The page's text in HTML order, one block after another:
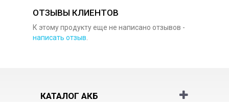
ОТЗЫВЫ КЛИЕНТОВ
К этому продукту еще не написано отзывов -
написать отзыв
КАТАЛОГ АКБ